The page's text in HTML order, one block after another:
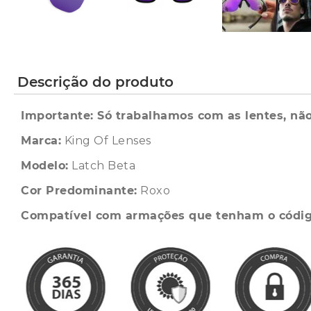
Descrição do produto
Importante: Só trabalhamos com as lentes,
Marca: King Of Lenses
Modelo: Latch Beta
Cor Predominante: Roxo
Compatível com armações que tenham o